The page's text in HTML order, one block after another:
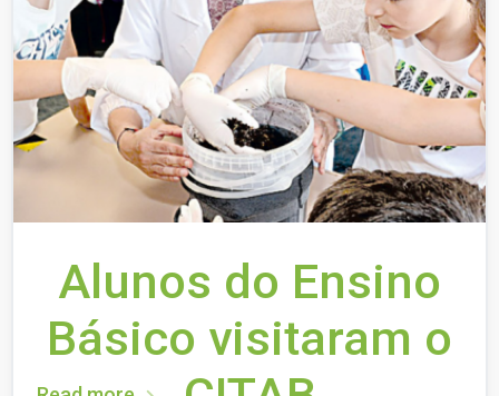
Alunos do Ensino
Básico visitaram o